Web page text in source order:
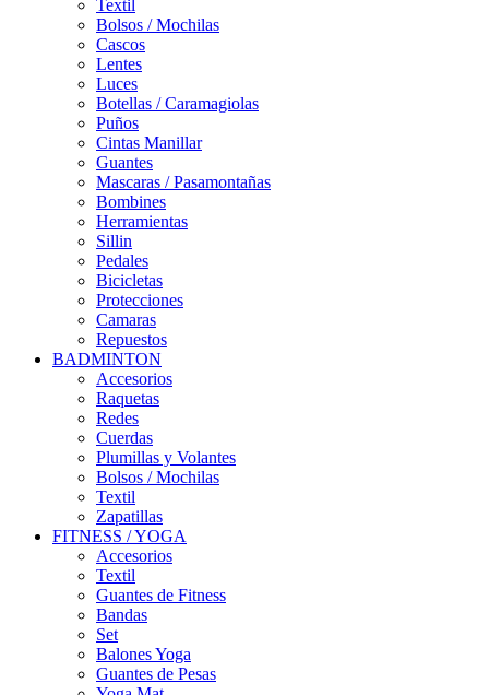
Textil
Bolsos / Mochilas
Cascos
Lentes
Luces
Botellas / Caramagiolas
Puños
Cintas Manillar
Guantes
Mascaras / Pasamontañas
Bombines
Herramientas
Sillin
Pedales
Bicicletas
Protecciones
Camaras
Repuestos
BADMINTON
Accesorios
Raquetas
Redes
Cuerdas
Plumillas y Volantes
Bolsos / Mochilas
Textil
Zapatillas
FITNESS / YOGA
Accesorios
Textil
Guantes de Fitness
Bandas
Set
Balones Yoga
Guantes de Pesas